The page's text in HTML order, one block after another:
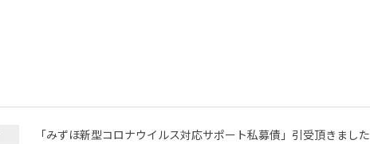
「みずほ新型コロナウイルス対応サポート私募債」引受頂きました